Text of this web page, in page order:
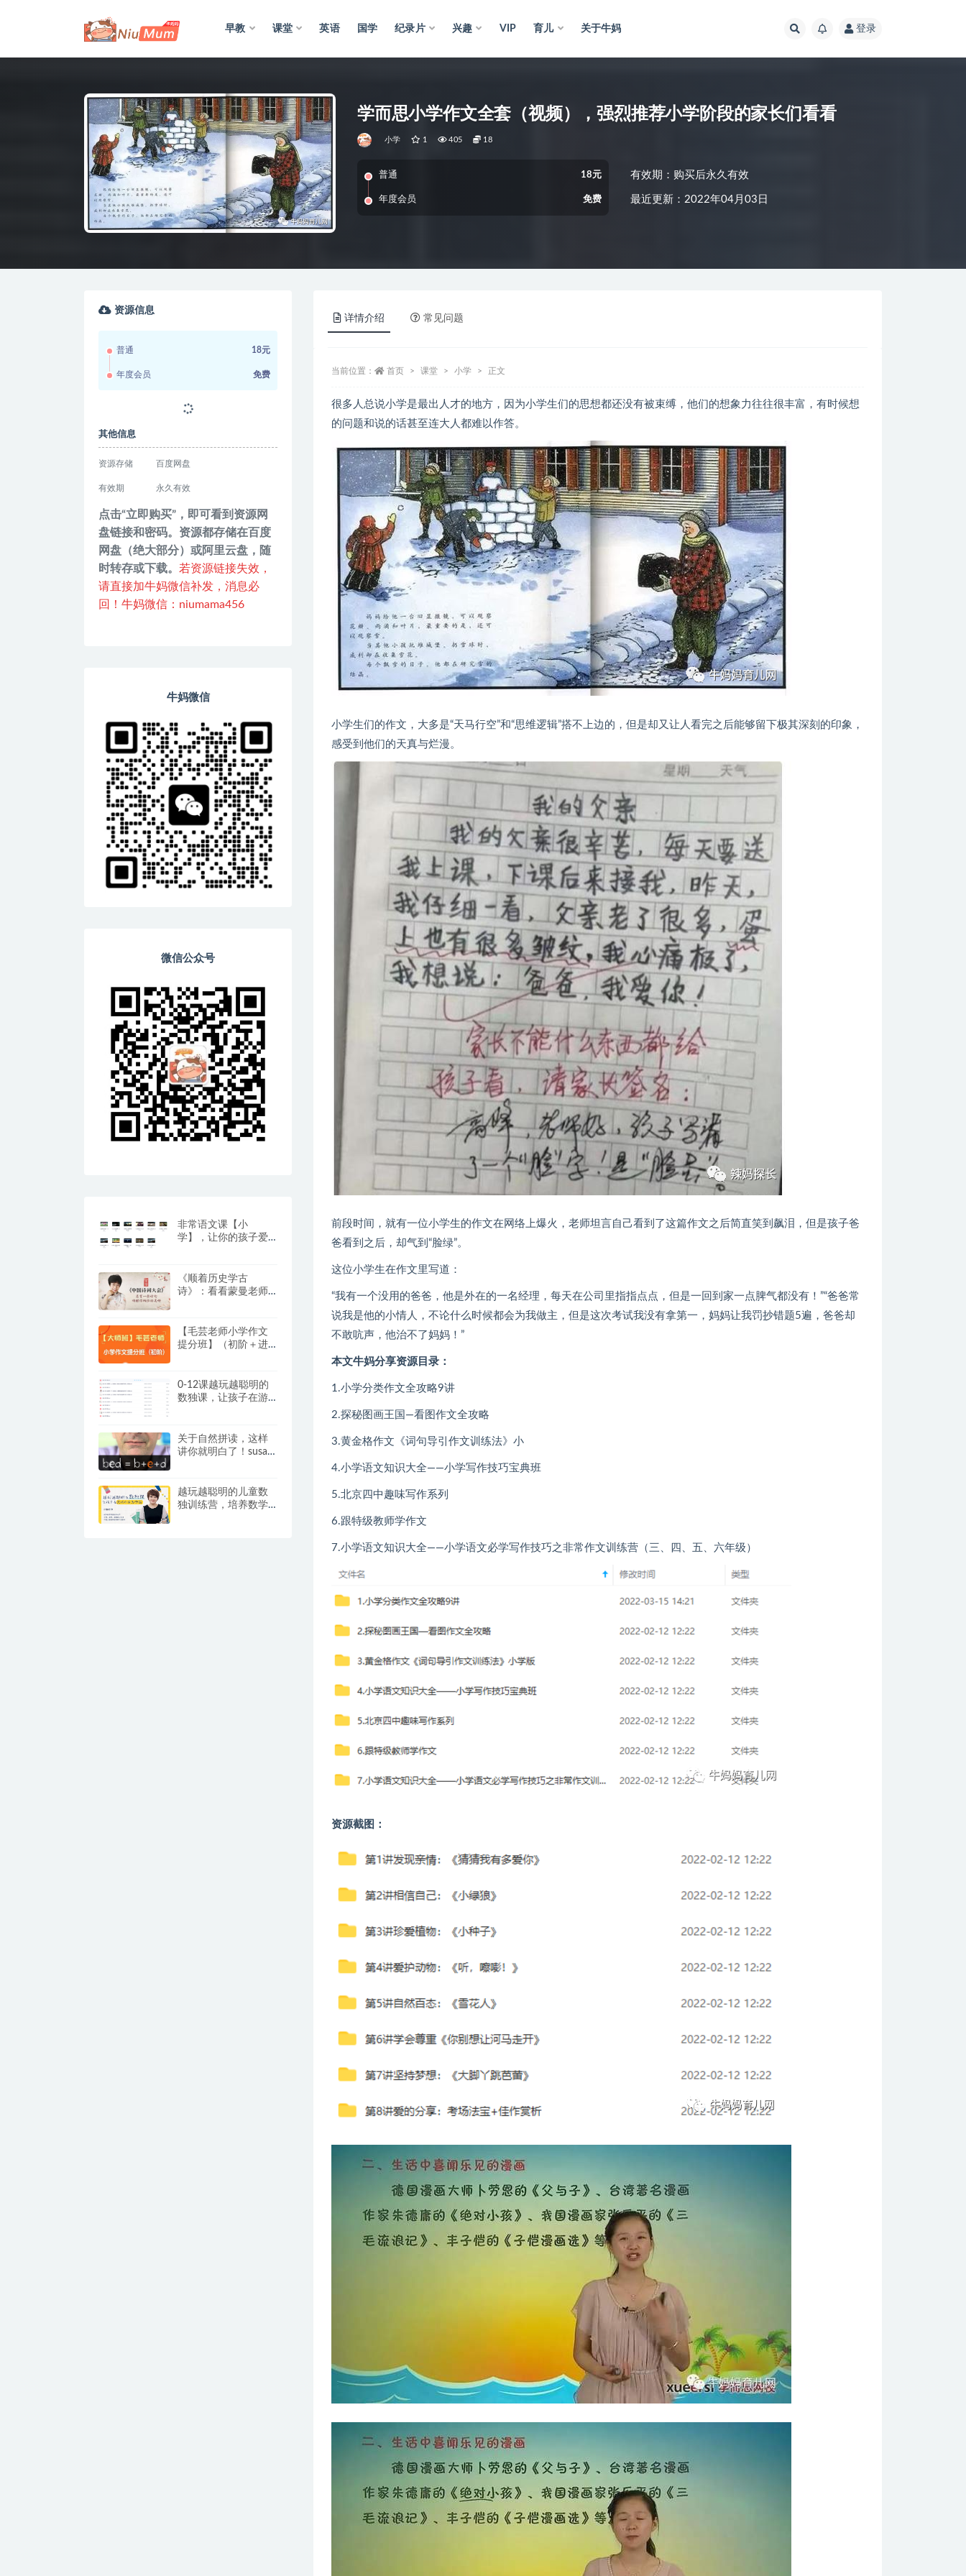
早教 课堂 英语 国学 纪录片 兴趣 VIP 育儿 关于牛妈 登录
学而思小学作文全套（视频），强烈推荐小学阶段的家长们看看
小学 1 405 18
普通 18元
年度会员 免费
有效期：购买后永久有效
最近更新：2022年04月03日
详情介绍 常见问题
当前位置： 首页 课堂 小学 正文
很多人总说小学是最出人才的地方，因为小学生们的思想都还没有被束缚，他们的想象力往往很丰富，有时候想
的问题和说的话甚至连大人都难以作答。
小学生们的作文，大多是“天马行空”和“思维逻辑”搭不上边的，但是却又让人看完之后能够留下极其深刻的印象，
感受到他们的天真与烂漫。
前段时间，就有一位小学生的作文在网络上爆火，老师坦言自己看到了这篇作文之后简直笑到飙泪，但是孩子爸
爸看到之后，却气到“脸绿”。
这位小学生在作文里写道：
“我有一个没用的爸爸，他是外在的一名经理，每天在公司里指指点点，但是一回到家一点脾气都没有！”“爸爸常
说我是他的小情人，不论什么时候都会为我做主，但是这次考试我没有拿第一，妈妈让我罚抄错题5遍，爸爸却
不敢吭声，他治不了妈妈！”
本文牛妈分享资源目录：
1.小学分类作文全攻略9讲
2.探秘图画王国—看图作文全攻略
3.黄金格作文《词句导引作文训练法》小
4.小学语文知识大全——小学写作技巧宝典班
5.北京四中趣味写作系列
6.跟特级教师学作文
7.小学语文知识大全——小学语文必学写作技巧之非常作文训练营（三、四、五、六年级）
资源截图：
资源信息
普通 18元
年度会员 免费
其他信息
资源存储 百度网盘
有效期 永久有效
点击“立即购买”，即可看到资源网
盘链接和密码。资源都存储在百度
网盘（绝大部分）或阿里云盘，随
时转存或下载。 若资源链接失效，
请直接加牛妈微信补发，消息必
回！牛妈微信：niumama456
牛妈微信
微信公众号
非常语文课【小
学】，让你的孩子爱
《顺着历史学古
诗》：看看蒙曼老师
【毛芸老师小学作文
提分班】（初阶＋进
心打造
0-12课越玩越聪明的
数独课，让孩子在游
关于自然拼读，这样
讲你就明白了！susan
越玩越聪明的儿童数
独训练营，培养数学